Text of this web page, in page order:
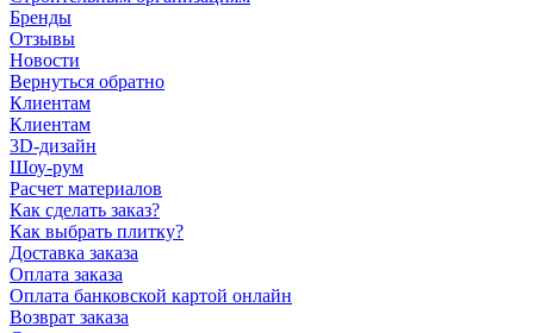
Бренды
Отзывы
Новости
Вернуться обратно
Клиентам
Клиентам
3D-дизайн
Шоу-рум
Расчет материалов
Как сделать заказ?
Как выбрать плитку?
Доставка заказа
Оплата заказа
Оплата банковской картой онлайн
Возврат заказа